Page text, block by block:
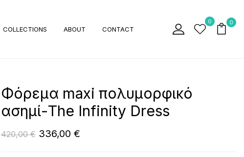
COLLECTIONS ABOUT CONTACT
0 0
Φόρεμα maxi πολυμορφικό
ασημί-The Infinity Dress
420,00€ 336,00 €